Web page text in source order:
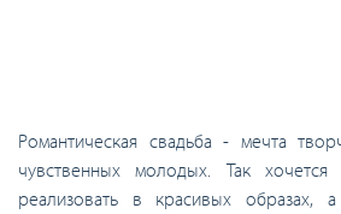
Романтическая свадьба - мечта
чувственных молодых. Так
реализовать в красивых образах,